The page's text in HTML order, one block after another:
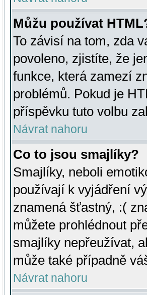
Můžu používat
To závisí na tom, zda
povoleno, zjistíte, že
funkce, která zamezí
problémů. Pokud je
příspěvku tuto volbu
Návrat nahoru
Co to jsou smajlíky?
Smajlíky, neboli
používají k vyjádření
znamená šťastný, :(
můžete prohlédnout
smajlíky nepřeužívat,
může také případně
Návrat nahoru